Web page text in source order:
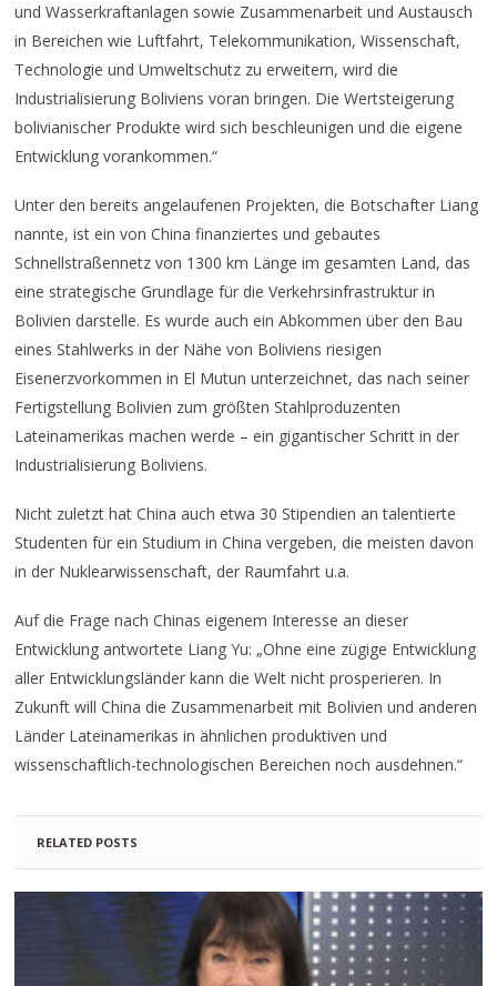
und Wasserkraftanlagen sowie Zusammenarbeit und Austausch
in Bereichen wie Luftfahrt, Telekommunikation, Wissenschaft,
Technologie und Umweltschutz zu erweitern, wird die
Industrialisierung Boliviens voran bringen. Die Wertsteigerung
bolivianischer Produkte wird sich beschleunigen und die eigene
Entwicklung vorankommen.“
Unter den bereits angelaufenen Projekten, die Botschafter Liang
nannte, ist ein von China finanziertes und gebautes
Schnellstraßennetz von 1300 km Länge im gesamten Land, das
eine strategische Grundlage für die Verkehrsinfrastruktur in
Bolivien darstelle. Es wurde auch ein Abkommen über den Bau
eines Stahlwerks in der Nähe von Boliviens riesigen
Eisenerzvorkommen in El Mutun unterzeichnet, das nach seiner
Fertigstellung Bolivien zum größten Stahlproduzenten
Lateinamerikas machen werde – ein gigantischer Schritt in der
Industrialisierung Boliviens.
Nicht zuletzt hat China auch etwa 30 Stipendien an talentierte
Studenten für ein Studium in China vergeben, die meisten davon
in der Nuklearwissenschaft, der Raumfahrt u.a.
Auf die Frage nach Chinas eigenem Interesse an dieser
Entwicklung antwortete Liang Yu: „Ohne eine zügige Entwicklung
aller Entwicklungsländer kann die Welt nicht prosperieren. In
Zukunft will China die Zusammenarbeit mit Bolivien und anderen
Länder Lateinamerikas in ähnlichen produktiven und
wissenschaftlich-technologischen Bereichen noch ausdehnen.“
RELATED POSTS